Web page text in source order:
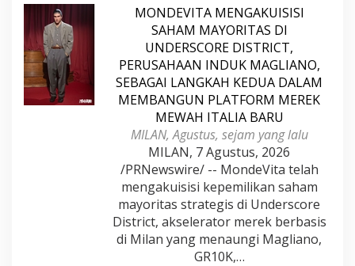
MONDEVITA MENGAKUISISI
SAHAM MAYORITAS DI
UNDERSCORE DISTRICT,
PERUSAHAAN INDUK MAGLIANO,
SEBAGAI LANGKAH KEDUA DALAM
MEMBANGUN PLATFORM MEREK
MEWAH ITALIA BARU
MILAN, Agustus, sejam yang lalu
MILAN, 7 Agustus, 2026
/PRNewswire/ -- MondeVita telah
mengakuisisi kepemilikan saham
mayoritas strategis di Underscore
District, akselerator merek berbasis
di Milan yang menaungi Magliano,
GR10K,…